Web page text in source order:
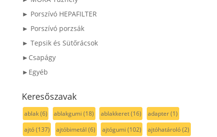
► Porszívó HEPAFILTER
► Porszívó porzsák
► Tepsik és Sütőrácsok
►Csapágy
►Egyéb
Keresőszavak
ablak(6) ablakgumi (18) ablakkeret(16) adapter(1)
ajtó(137) ajtóbimetál (6) ajtógumi (102) ajtóhatároló(2)